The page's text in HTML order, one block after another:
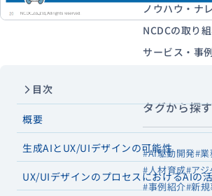
目次
概要
生成AIとUX/UIデザインの可能性
UX/UIデザインのプロセスにおけるAIの
ノウハウ・ナ
NCDCの取り
サービス・事
タグから探す
#AI駆動開発#
#人材育成#ア
#事例紹介#新